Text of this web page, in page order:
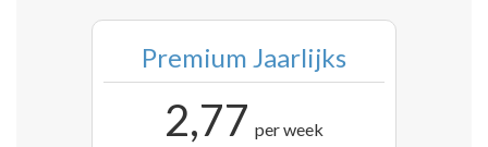
Premium Jaarlijks
2,77 per week